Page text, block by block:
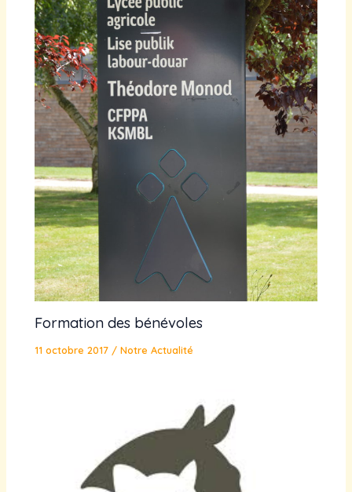
Formation des bénévoles
11 octobre 2017 /Notre Actualité